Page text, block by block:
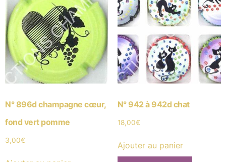
N° 896d champagne cœur,
fond vert pomme
3,00€
N° 942 à 942d chat
18,00€
Ajouter au panier